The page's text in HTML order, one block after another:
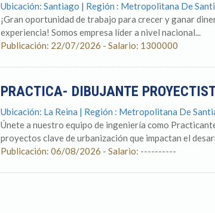
Ubicación: Santiago | Región : Metropolitana De
¡Gran oportunidad de trabajo para crecer y ganar
experiencia! Somos empresa líder a nivel nacional...
Publicación: 22/07/2026 - Salario: 1300000
PRACTICA- DIBUJANTE
Ubicación: La Reina | Región : Metropolitana De
Únete a nuestro equipo de ingeniería como
proyectos clave de urbanización que impactan el
Publicación: 06/08/2026 - Salario: ----------